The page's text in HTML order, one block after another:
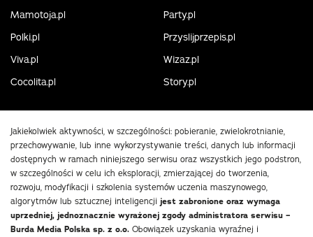
Mamotoja.pl
Party.pl
Polki.pl
Przyslijprzepis.pl
Viva.pl
Wizaz.pl
Cocolita.pl
Story.pl
Jakiekolwiek aktywności, w szczególności: pobieranie, zwielokrotnianie,
przechowywanie, lub inne wykorzystywanie treści, danych lub informacji
dostępnych w ramach niniejszego serwisu oraz wszystkich jego podstron,
w szczególności w celu ich eksploracji, zmierzającej do tworzenia,
rozwoju, modyfikacji i szkolenia systemów uczenia maszynowego,
algorytmów lub sztucznej inteligencji jest zabronione oraz wymaga
uprzedniej, jednoznacznie wyrażonej zgody administratora serwisu –
Burda Media Polska sp. z o.o. Obowiązek uzyskania wyraźnej i